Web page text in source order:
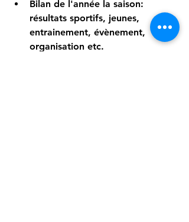
Bilan de l'année la saison:
résultats sportifs, jeunes,
entrainement, évènement,
organisation etc.